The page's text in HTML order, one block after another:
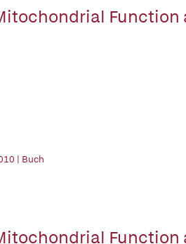
Function
| Buch
Function